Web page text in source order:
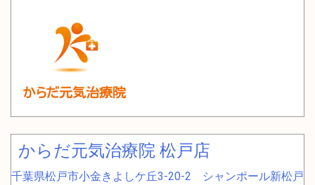
からだ元気治療院 松戸店
千葉県松戸市小金きよしケ丘3-20-2 シャンポール新松戸